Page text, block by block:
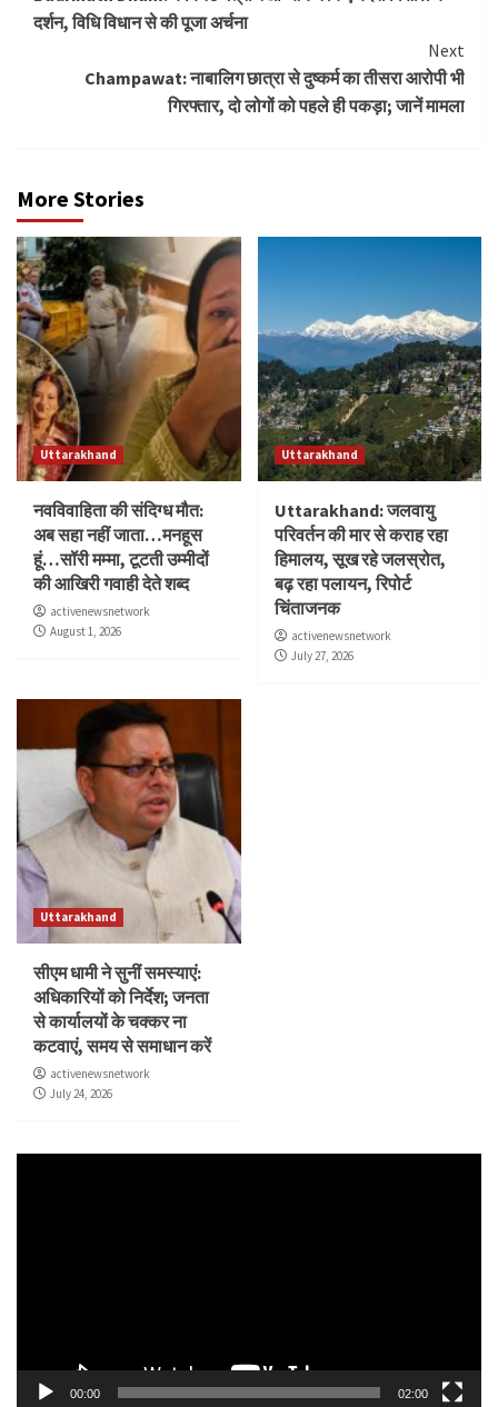
दर्शन, विधि विधान से की पूजा अर्चना
Next
Champawat: नाबालिग छात्रा से दुष्कर्म का तीसरा आरोपी भी
गिरफ्तार, दो लोगों को पहले ही पकड़ा; जानें मामला
More Stories
Uttarakhand
नवविवाहिता की संदिग्ध मौत:
अब सहा नहीं जाता…मनहूस
हूं…सॉरी मम्मा, टूटती उम्मीदों
की आखिरी गवाही देते शब्द
activenewsnetwork
August 1, 2026
Uttarakhand
Uttarakhand: जलवायु
परिवर्तन की मार से कराह रहा
हिमालय, सूख रहे जलस्रोत,
बढ़ रहा पलायन, रिपोर्ट
चिंताजनक
activenewsnetwork
July 27, 2026
Uttarakhand
सीएम धामी ने सुनीं समस्याएं:
अधिकारियों को निर्देश; जनता
से कार्यालयों के चक्कर ना
कटवाएं, समय से समाधान करें
activenewsnetwork
July 24, 2026
00:00 02:00